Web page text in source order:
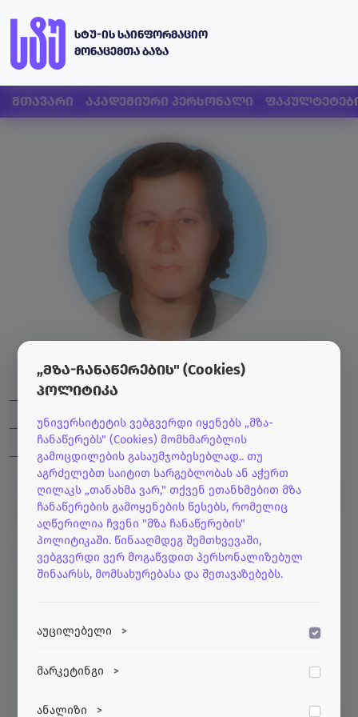
სტუ-ის საინფორმაციო
მონაცემთა ბაზა
მთავარი აკადემიური პერსონალი
ვ.ჭავჭანიძის სახელობის კიბერნეტიკის
ინსტიტუტი
უფროსი მეცნიერ თანამშრომელი
tinatin.laperashvili@gtu.ge
თინათინ ლაფერაშვილი
CV გამოქვეყნებული ნაშრომები
სამეცნიერო ინტერესები
ნახევარგამტარების ფიზიკა
კვანტური კავშირგაბმულობა
„მზა-ჩანაწერების" (Cookies)
პოლიტიკა
უნივერსიტეტის ვებგვერდი იყენებს „მზა-
ჩანაწერებს" (Cookies) მომხმარებლის
გამოცდილების გასაუმჯობესებლად.. თუ
აგრძელებთ საიტით სარგებლობას ან აჭერთ
ღილაკს „თანახმა ვარ," თქვენ ეთანხმებით მზა
ჩანაწერების გამოყენების წესებს, რომელიც
აღწერილია ჩვენი "მზა ჩანაწერების"
პოლიტიკაში. წინააღმდეგ შემთხვევაში,
ვებგვერდი ვერ მოგაწვდით პერსონალიზებულ
შინაარსს, მომსახურებასა და შეთავაზებებს.
აუცილებელი >
ვებსაიტის გამართული ფუნქციონირებისთვის
აუცილებელი ქუქი-ფაილები.
მარკეტინგი >
მარკეტინგული ქუქი-ფაილები გვეხმარება
ანალიზი >